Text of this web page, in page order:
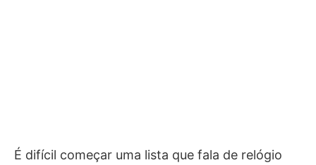
É difícil começar uma lista que fala de relógio